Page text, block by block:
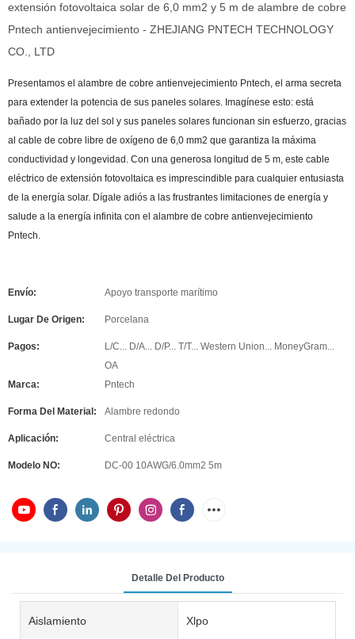
extensión fotovoltaica solar de 6,0 mm2 y 5 m de alambre de cobre
Pntech antienvejecimiento - ZHEJIANG PNTECH TECHNOLOGY
CO., LTD
Presentamos el alambre de cobre antienvejecimiento Pntech, el arma secreta
para extender la potencia de sus paneles solares. Imagínese esto: está
bañado por la luz del sol y sus paneles solares funcionan sin esfuerzo, gracias
al cable de cobre libre de oxígeno de 6,0 mm2 que garantiza la máxima
conductividad y longevidad. Con una generosa longitud de 5 m, este cable
eléctrico de extensión fotovoltaica es imprescindible para cualquier entusiasta
de la energía solar. Dígale adiós a las frustrantes limitaciones de energía y
salude a la energía infinita con el alambre de cobre antienvejecimiento
Pntech.
Envío: Apoyo transporte marítimo
Lugar De Origen: Porcelana
Pagos:
L/C... D/A... D/P... T/T... Western Union... MoneyGram...
OA
Marca:
Pntech
Forma Del Material: Alambre redondo
Aplicación: Central eléctrica
Modelo NO: DC-00 10AWG/6.0mm2 5m
Detalle Del Producto
Aislamiento Xlpo